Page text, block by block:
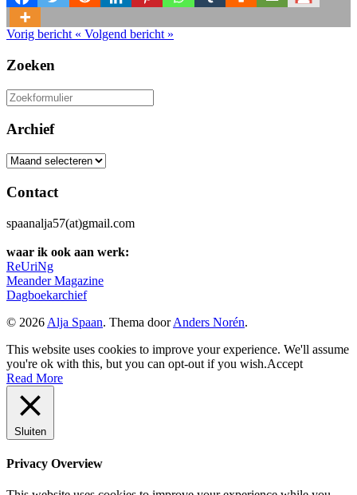
Vorig bericht « Volgend bericht »
Zoeken
Zoeken
naar:
Archief
Archief
Contact
spaanalja57(at)gmail.com
waar ik ook aan werk:
ReUriNg
Meander Magazine
Dagboekarchief
© 2026 Alja Spaan. Thema doorAnders Norén.
This website uses cookies to improve your experience. We'll assume
you're ok with this, but you can opt-out if you wish.Accept
Read More
Sluiten
Privacy Overview